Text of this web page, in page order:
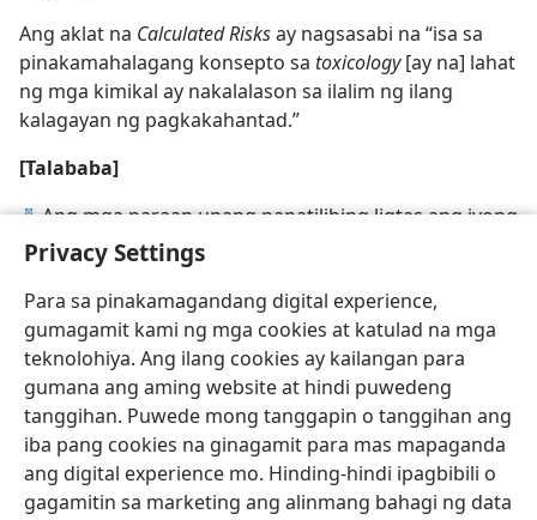
Privacy Settings
Para sa pinakamagandang digital experience,
gumagamit kami ng mga cookies at katulad na mga
teknolohiya. Ang ilang cookies ay kailangan para
gumana ang aming website at hindi puwedeng
tanggihan. Puwede mong tanggapin o tanggihan ang
iba pang cookies na ginagamit para mas mapaganda
ang digital experience mo. Hinding-hindi ipagbibili o
gagamitin sa marketing ang alinmang bahagi ng data
Ang aklat na Calculated Risksay nagsasabi na “isa sa
pinakamahalagang konsepto sa toxicology[ay na] lahat
ng mga kimikal ay nakalalason sa ilalim ng ilang
kalagayan ng pagkakahantad.”
[Talababa]
dAng mga paraan upang panatilihing ligtas ang iyong
tahanan mula sa ilang potensiyal na mga lason ay
tinalakay sa
Disyembre 22, 1998, na isyu ng
Tagalog I-share Gusto Mong Setting
Copyright © 2026 Watch Tower Bible and Tract Society of Pennsylvania
Kasunduan sa Paggamit Patakaran sa Privacy
Privacy Settings
JW.ORG
Mag-Log In